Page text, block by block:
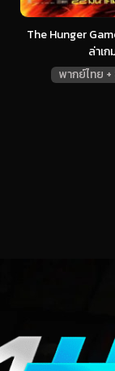
The Hunger
ล่าเก
พากย์ไทย +